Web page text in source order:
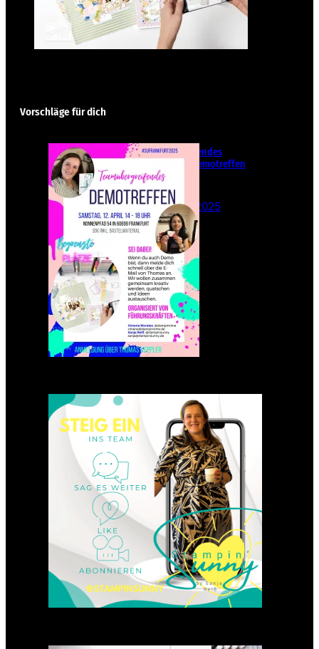
Vorschläge für dich
Teamübergreifendes
Stampin‘ Up! Demotreffen
– Sei dabei!
26. Februar 2025
Einsteigen 2025 im Team
Stampin‘ Sunny
23. Januar 2025